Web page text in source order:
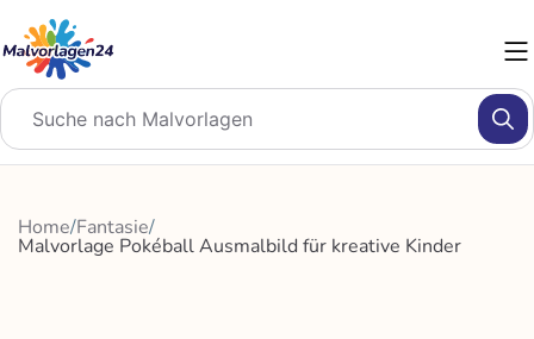
Inhalt
springen
Home/Fantasie/
Malvorlage Pokéball Ausmalbild für kreative Kinder